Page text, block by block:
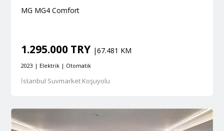
MG MG4 Comfort
1.295.000 TRY |67.481 KM
2023 | Elektrik | Otomatik
İstanbul Suvmarket Koşuyolu